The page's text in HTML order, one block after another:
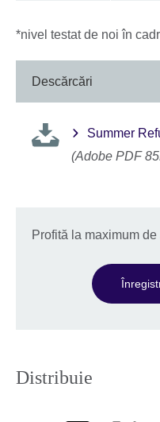
*nivel testat de noi în
Descărcări
Summer
(Adobe PDF
Profită la maximum
Distribuie